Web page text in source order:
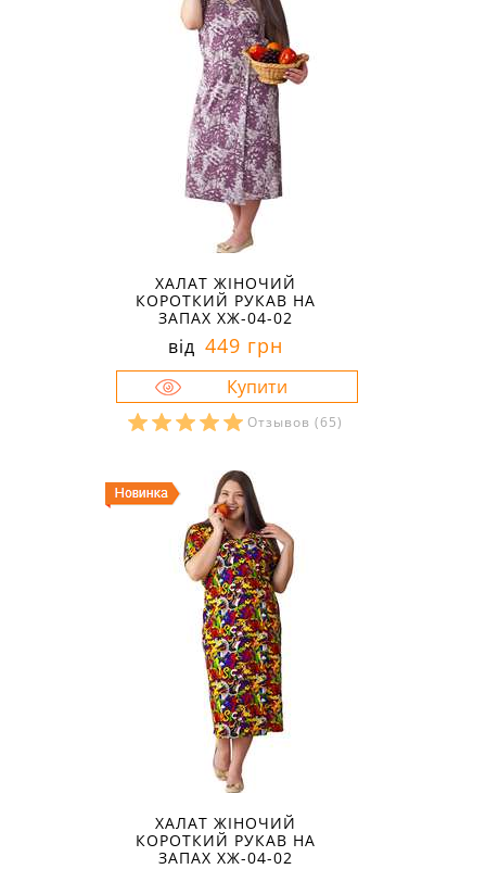
ХАЛАТ ЖІНОЧИЙ
КОРОТКИЙ РУКАВ НА
ЗАПАХ ХЖ-04-02
від 449 грн
Отзывов (65)
46
50 56 58
ХАЛАТ ЖІНОЧИЙ
КОРОТКИЙ РУКАВ НА
ЗАПАХ ХЖ-04-02